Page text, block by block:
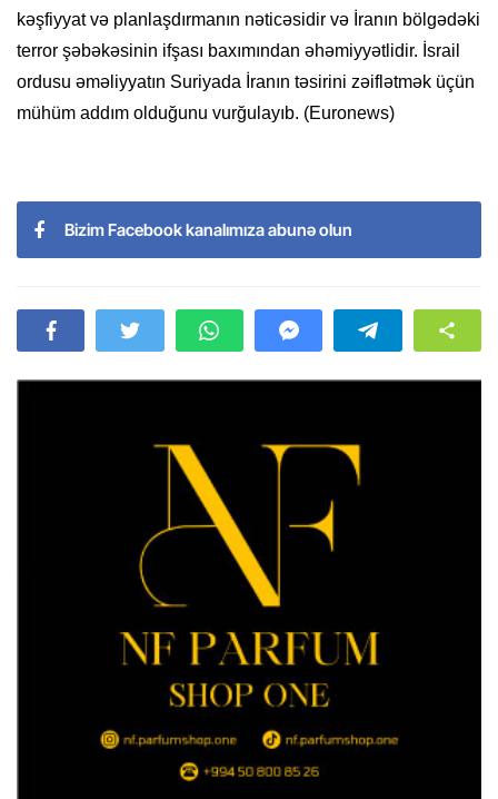
kəşfiyyat və planlaşdırmanın nəticəsidir və İranın bölgədəki
terror şəbəkəsinin ifşası baxımından əhəmiyyətlidir. İsrail
ordusu əməliyyatın Suriyada İranın təsirini zəiflətmək üçün
mühüm addım olduğunu vurğulayıb. (Euronews)
Bizim Facebook kanalımıza abunə olun